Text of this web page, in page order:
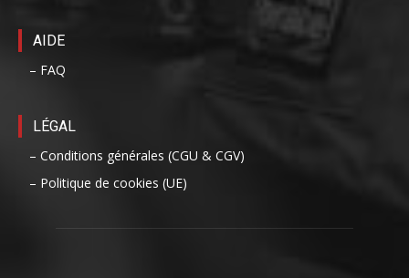
AIDE
– FAQ
LÉGAL
– Conditions générales (CGU & CGV)
– Politique de cookies (UE)